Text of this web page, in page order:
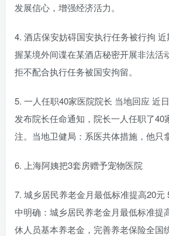
发展信心，增强经济活力。
4. 酒店保安妨碍国安执行任务被行拘
握某境外间谍在某酒店秘密开展非法活
拒不配合执行任务被国安拘留。
5. 一人任职40家医院院长 当地回应 近
发布院长任命通知，院长一人任职了40
注。当地卫健局：系医共体措施，他只
6. 上海阿姨把3套房赠予宠物医院
7. 城乡居民养老金月最低标准提高20元
中明确：城乡居民养老金月最低标准提
休人员基本养老金，完善养老保险全国